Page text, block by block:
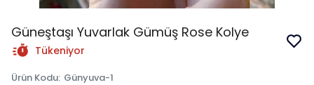
Güneştaşı Yuvarlak Gümüş Rose Kolye
Tükeniyor
Ürün Kodu: Günyuva-1